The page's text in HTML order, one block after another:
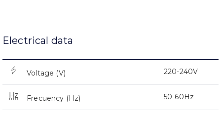
Electrical data
Voltage (V) 220-240V
Frecuency (Hz) 50-60Hz